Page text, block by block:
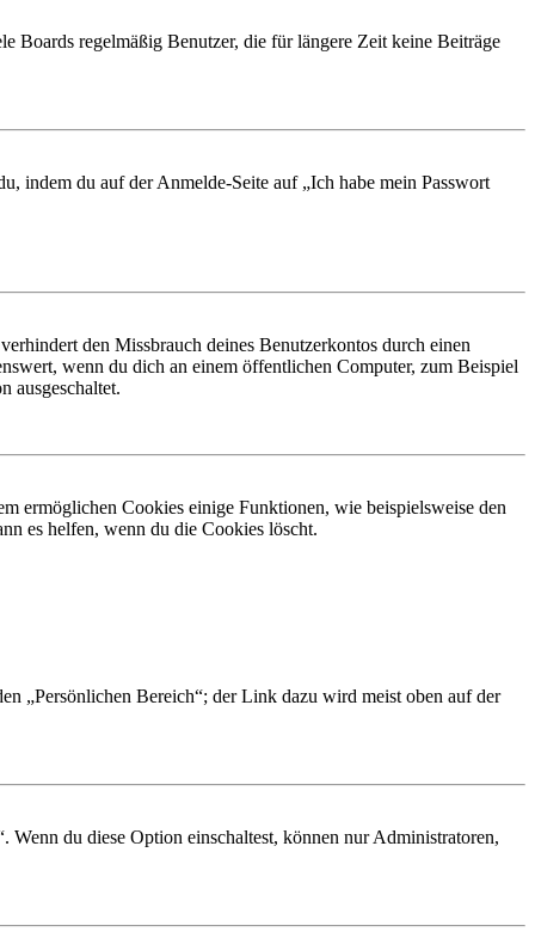
Boards regelmäßig Benutzer, die für längere Zeit keine Beiträge
indem du auf der Anmelde-Seite auf „Ich habe mein Passwort
den Missbrauch deines Benutzerkontos durch einen
wenn du dich an einem öffentlichen Computer, zum Beispiel
ausgeschaltet.
ermöglichen Cookies einige Funktionen, wie beispielsweise den
es helfen, wenn du die Cookies löscht.
„Persönlichen Bereich“; der Link dazu wird meist oben auf der
du diese Option einschaltest, können nur Administratoren,